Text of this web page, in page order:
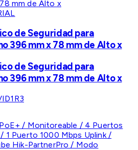
de Seguridad para
396 mm x 78 mm de Alto x
de Seguridad para
396 mm x 78 mm de Alto x